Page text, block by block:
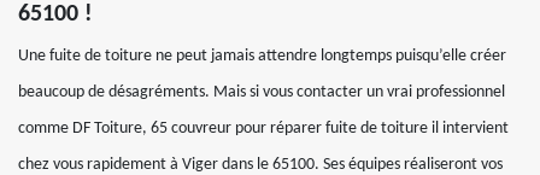
65100 !
Une fuite de toiture ne peut jamais attendre longtemps puisqu’elle créer
beaucoup de désagréments. Mais si vous contacter un vrai professionnel
comme DF Toiture, 65 couvreur pour réparer fuite de toiture il intervient
chez vous rapidement à Viger dans le 65100. Ses équipes réaliseront vos